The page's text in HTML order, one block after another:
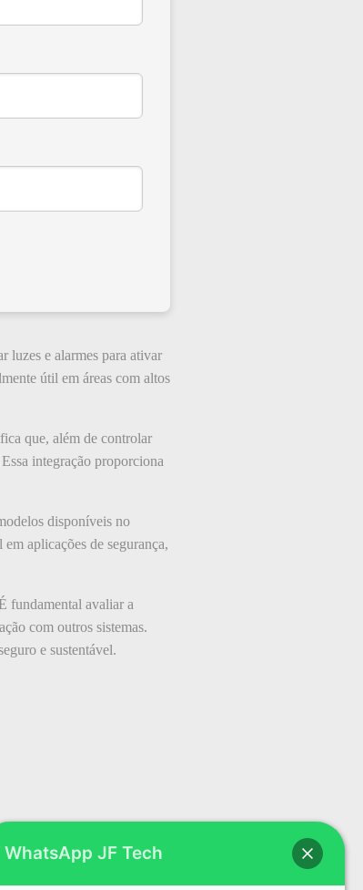
luzes e alarmes para ativar
útil em áreas com altos
que, além de controlar
integração proporciona
disponíveis no
aplicações de segurança,
fundamental avaliar a
com outros sistemas.
e sustentável.
WhatsApp JF Tech